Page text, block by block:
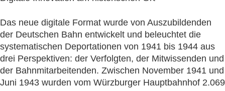
Das neue digitale Format wurde von Auszubildenden
der Deutschen Bahn entwickelt und beleuchtet die
systematischen Deportationen von 1941 bis 1944 aus
drei Perspektiven: der Verfolgten, der Mitwissenden und
der Bahnmitarbeitenden. Zwischen November 1941 und
Juni 1943 wurden vom Würzburger Hauptbahnhof 2.069